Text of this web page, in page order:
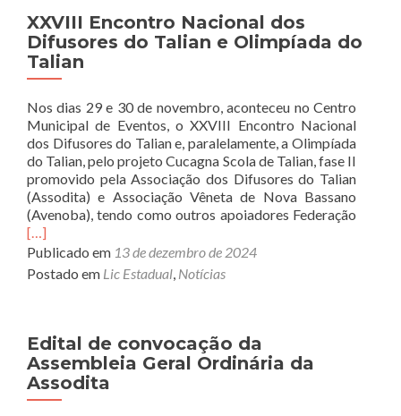
La
Cucagna
de
Fortuna
de
Carlin),
da
escritora
Maria
Izelda
XXVIII Encontro Nacional dos
Difusores do Talian e Olimpíada do
Talian
Nos dias 29 e 30 de novembro, aconteceu no Centro
Municipal de Eventos, o XXVIII Encontro Nacional
dos Difusores do Talian e, paralelamente, a Olimpíada
do Talian, pelo projeto Cucagna Scola de Talian, fase II
promovido pela Associação dos Difusores do Talian
(Assodita) e Associação Vêneta de Nova Bassano
(Avenoba), tendo como outros apoiadores Federação
[…]
Publicado em 13 de dezembro de 2024
Postado em Lic Estadual, Notícias
Edital de convocação da
Assembleia Geral Ordinária da
Assodita